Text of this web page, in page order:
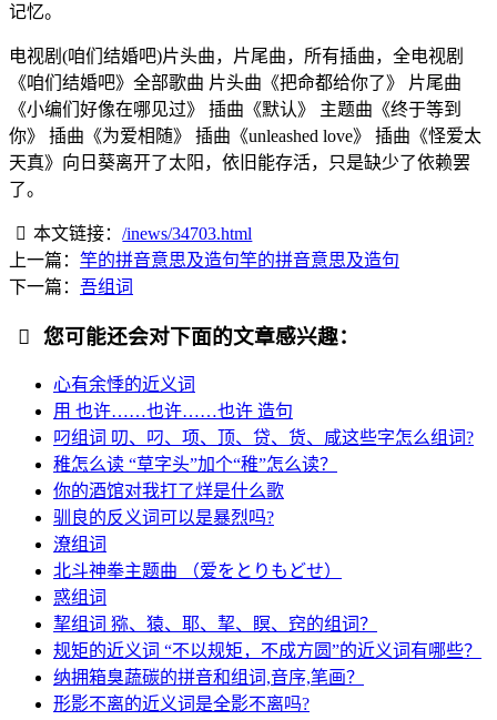
记忆。
电视剧(咱们结婚吧)片头曲，片尾曲，所有插曲，全电视剧
《咱们结婚吧》全部歌曲 片头曲《把命都给你了》 片尾曲
《小编们好像在哪见过》 插曲《默认》 主题曲《终于等到
你》 插曲《为爱相随》 插曲《unleashed love》 插曲《怪爱太
天真》向日葵离开了太阳，依旧能存活，只是缺少了依赖罢
了。
本文链接：/inews/34703.html
上一篇： 竿的拼音意思及造句竿的拼音意思及造句
下一篇： 吾组词
您可能还会对下面的文章感兴趣：
心有余悸的近义词
用 也许……也许……也许 造句
叼组词 叨、叼、项、顶、贷、货、咸这些字怎么组词?
稚怎么读 “草字头”加个“稚”怎么读？
你的酒馆对我打了烊是什么歌
驯良的反义词可以是暴烈吗?
潦组词
北斗神拳主题曲 （爱をとりもどせ）
惑组词
挈组词 猕、猿、耶、挈、瞑、窍的组词？
规矩的近义词 “不以规矩，不成方圆”的近义词有哪些？
纳拥箱臭蔬碳的拼音和组词,音序,笔画？
形影不离的近义词是全影不离吗?